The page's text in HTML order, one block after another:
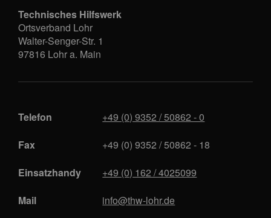
Technisches Hilfswerk
Ortsverband Lohr
Walter-Senger-Str. 1
97816 Lohr a. Main
Telefon
+49 (0) 9352 / 50862 - 0
Fax
+49 (0) 9352 / 50862 - 18
Einsatzhandy
+49 (0) 162 / 4025099
Mail
info@thw-lohr.de